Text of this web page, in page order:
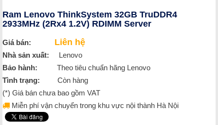
Ram Lenovo ThinkSystem 32GB TruDDR4
2933MHz (2Rx4 1.2V) RDIMM Server
Giá bán: Liên hệ
Nhà sản xuất: Lenovo
Bảo hành: Theo tiêu chuẩn hãng Lenovo
Tình trạng: Còn hàng
(*) Giá bán chưa bao gồm VAT
Miễn phí vận chuyển trong khu vực nội thành Hà Nội